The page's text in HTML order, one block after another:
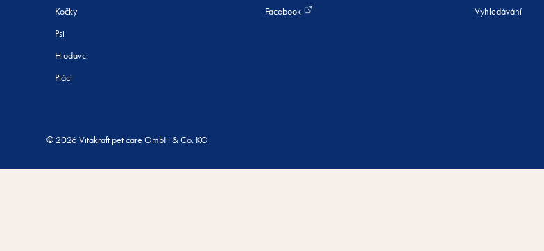
Kočky
Psi
Hlodavci
Ptáci
Facebook Vyhledávání
© 2026 Vitakraft pet care GmbH & Co. KG